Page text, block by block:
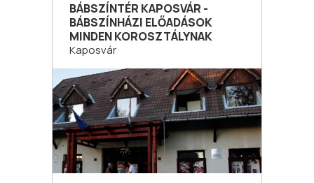
BÁBSZÍNTÉR KAPOSVÁR -
BÁBSZÍNHÁZI ELŐADÁSOK
MINDEN KOROSZTÁLYNAK
Kaposvár